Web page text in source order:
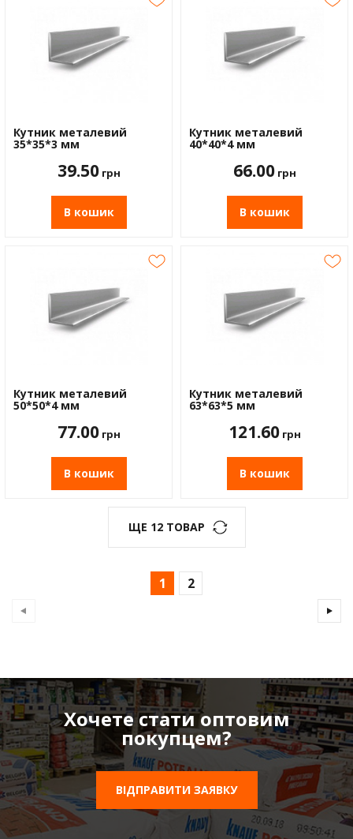
Кутник металевий
35*35*3 мм
39.50грн
В кошик
Кутник металевий
40*40*4 мм
66.00грн
В кошик
Кутник металевий
50*50*4 мм
77.00грн
В кошик
Кутник металевий
63*63*5 мм
121.60грн
В кошик
ЩЕ 12 ТОВАР
1 2
Хочете стати оптовим
покупцем?
ВІДПРАВИТИ ЗАЯВКУ